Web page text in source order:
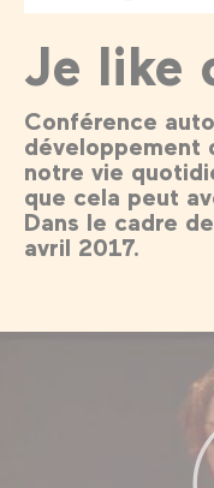
Je like
Conférence
développement
notre vie
que cela peut
Dans le cadre
avril 2017.